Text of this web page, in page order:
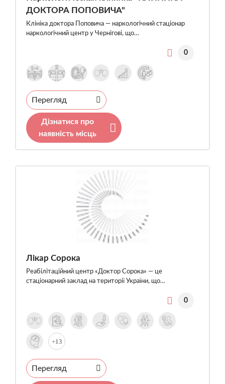
ДОКТОРА ПОПОВИЧА"
Клініка доктора Поповича — наркологічний стаціонар
наркологічний центр у Чернігові, що…
0
Перегляд
Дізнатися про
наявність місць
Лікар Сорока
Реабілітаційний центр «Доктор Сорока» — це
стаціонарний заклад на території України, що…
0
+13
Перегляд